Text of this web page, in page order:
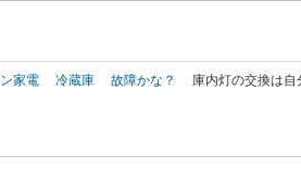
家電 冷蔵庫 故障かな？
庫内灯の交換は自